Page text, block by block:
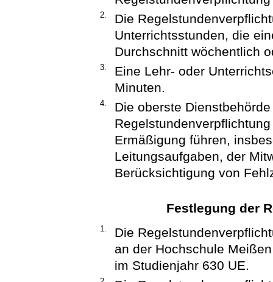
2.
Die
Unterrichtsstunden, die
Durchschnitt wöchentlich
3.
Eine Lehr- oder
Minuten.
4.
Die oberste
Ermäßigung führen,
Leitungsaufgaben, der
Berücksichtigung von
Festlegung der
1.
Die
an der Hochschule
im Studienjahr 630 UE.